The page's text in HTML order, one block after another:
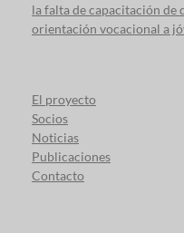
la falta de capacitación de
orientación vocacional a
El proyecto
Socios
Noticias
Publicaciones
Contacto